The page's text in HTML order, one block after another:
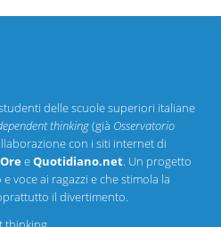
delle scuole superiori italiane
thinking(già Osservatorio
con i siti internet di
eQuotidiano.net. Un progetto
voce ai ragazzi e che stimola la
il divertimento.